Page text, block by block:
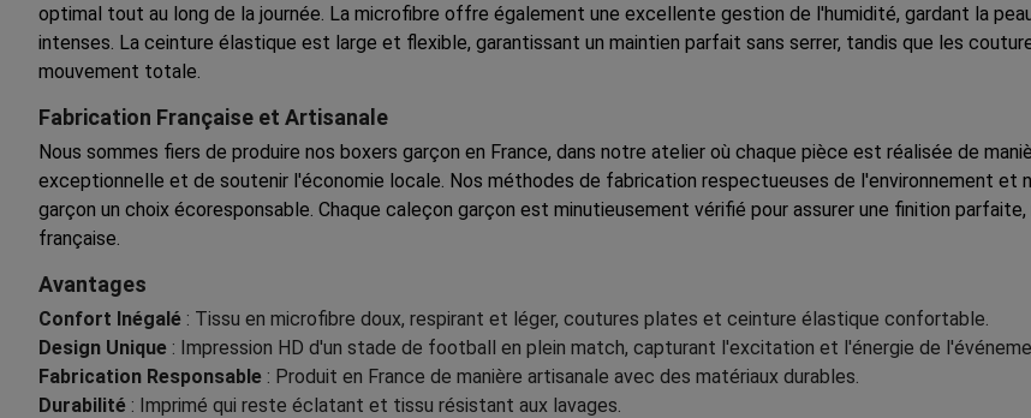
optimal tout au long de la journée. La microfibre offre également une excellente gestion de l'humidité, gardant la
intenses. La ceinture élastique est large et flexible, garantissant un maintien parfait sans serrer, tandis que les
mouvement totale.
Fabrication Française et Artisanale
Nous sommes fiers de produire nos boxers garçon en France, dans notre atelier où chaque pièce est réalisée de
exceptionnelle et de soutenir l'économie locale. Nos méthodes de fabrication respectueuses de l'environnement
garçon un choix écoresponsable. Chaque caleçon garçon est minutieusement vérifié pour assurer une finition
française.
Avantages
Confort Inégalé : Tissu en microfibre doux, respirant et léger, coutures plates et ceinture élastique confortable.
Design Unique : Impression HD d'un stade de football en plein match, capturant l'excitation et l'énergie de
Fabrication Responsable : Produit en France de manière artisanale avec des matériaux durables.
Durabilité : Imprimé qui reste éclatant et tissu résistant aux lavages.